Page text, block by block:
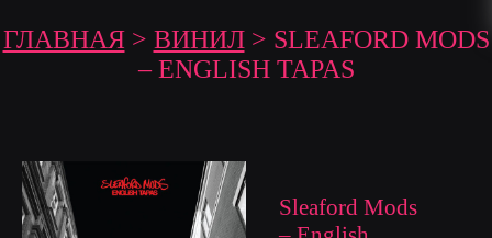
ГЛАВНАЯ> ВИНИЛ> SLEAFORD MODS
– ENGLISH TAPAS
Sleaford Mods